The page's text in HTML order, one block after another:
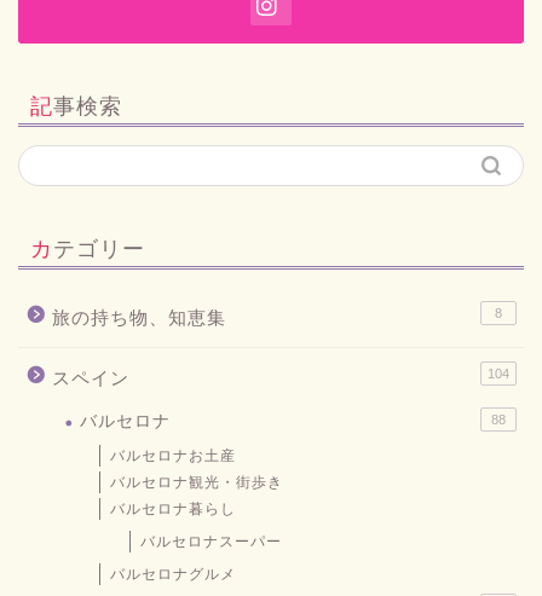
記事検索
カテゴリー
旅の持ち物、知恵集 8
スペイン 104
バルセロナ 88
バルセロナお土産
バルセロナ観光・街歩き
バルセロナ暮らし
バルセロナスーパー
バルセロナグルメ